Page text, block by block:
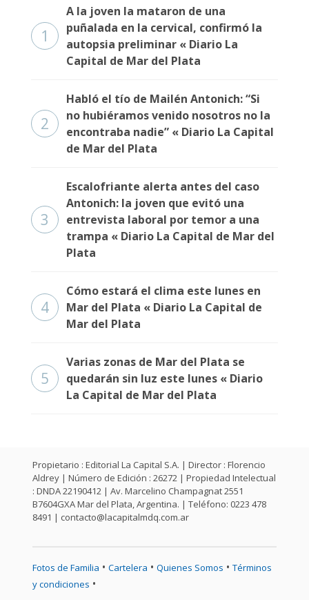
1
A la joven la mataron de una
puñalada en la cervical, confirmó la
autopsia preliminar « Diario La
Capital de Mar del Plata
2
Habló el tío de Mailén Antonich: “Si
no hubiéramos venido nosotros no la
encontraba nadie” « Diario La Capital
de Mar del Plata
3
Escalofriante alerta antes del caso
Antonich: la joven que evitó una
entrevista laboral por temor a una
trampa « Diario La Capital de Mar del
Plata
4
Cómo estará el clima este lunes en
Mar del Plata « Diario La Capital de
Mar del Plata
5
Varias zonas de Mar del Plata se
quedarán sin luz este lunes « Diario
La Capital de Mar del Plata
Propietario : Editorial La Capital S.A. | Director : Florencio
Aldrey | Número de Edición : 26272 | Propiedad Intelectual
: DNDA 22190412 | Av. Marcelino Champagnat 2551
B7604GXA Mar del Plata, Argentina. | Teléfono: 0223 478
8491 | contacto@lacapitalmdq.com.ar
Fotos de Familia • Cartelera • Quienes Somos • Términos
y condiciones •